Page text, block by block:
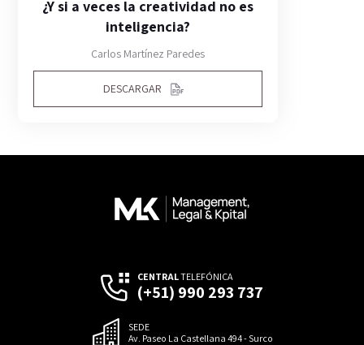
¿Y si a veces la creatividad no es
inteligencia?
Carlos Martínez Paredes
DESCARGAR
CENTRALTELEFÓNICA
(+51) 990 293 737
SEDE
Av. Paseo La Castellana 494 - Surco